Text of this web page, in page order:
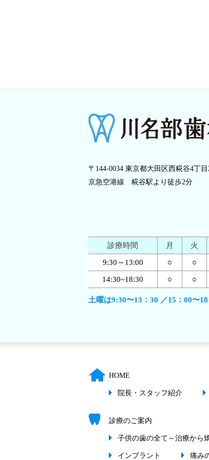
〒144-0034 東京都大田区西糀谷4丁
京急空港線 糀谷駅より徒歩2分
診療時間 月 火
9:30～13:00 ○ ○
14:30~18:30 ○ ○
土曜は9:30〜13：30 ／15：00〜
HOME
院長・スタッフ紹介
診療のご案内
子供の歯の全て～治療から
インプラント 痛み